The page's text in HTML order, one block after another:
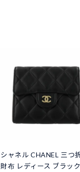
シャネル CHANEL 三つ
財布 レディース ブラック